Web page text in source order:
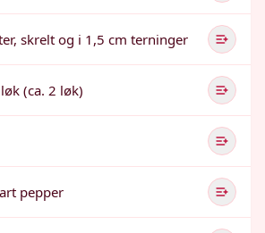
skrelt og i 1,5 cm terninger
(ca. 2 løk)
pepper